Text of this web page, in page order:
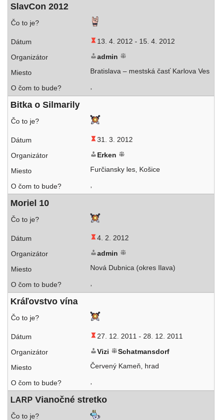
SlavCon 2012
13. 4. 2012 - 15. 4. 2012
admin
Bratislava – mest­ská časť Karlova Ves
,
Bitka o Silmarily
31. 3. 2012
Erken
Furčiansky les, Košice
,
Moriel 10
4. 2. 2012
admin
Nová Dubnica (okres Ilava)
,
Kráľovstvo vína
27. 12. 2011 - 28. 12. 2011
Vizi
Schatmansdorf
Červený Kameň, hrad
,
LARP Vianočné stretko